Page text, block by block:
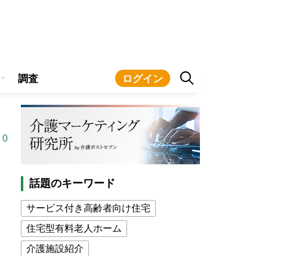
調査 ログイン
0
話題のキーワード
サービス付き高齢者向け住宅
住宅型有料老人ホーム
介護施設紹介